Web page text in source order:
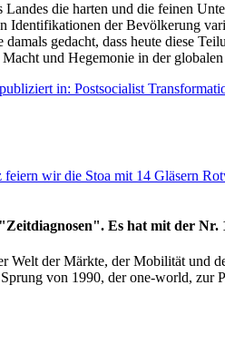
die harten und die feinen
der Bevölkerung
gedacht, dass heute diese
und Hegemonie in der
in: Postsocialist
wir die Stoa mit 14 Gläsern
Es hat mit der
Welt der Märkte, der Mobilität und
von 1990, der one-world,